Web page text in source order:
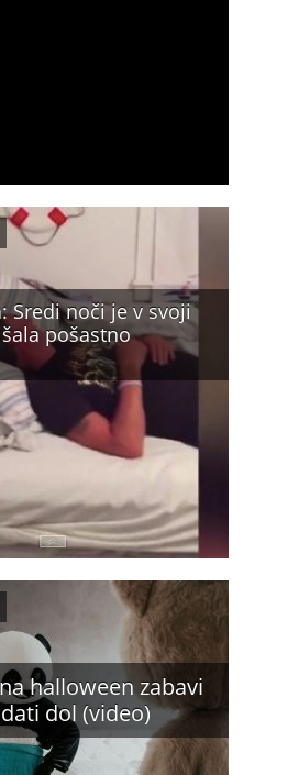
Sredi noči je v svoji
pošastno
halloween zabavi
dol (video)